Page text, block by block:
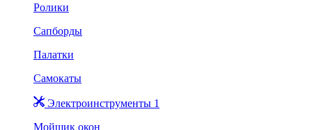
Ролики
Сапборды
Палатки
Самокаты
Электроинструменты 1
Мойщик окон